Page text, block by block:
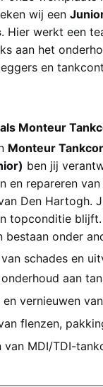
wij een
. Hier werkt een
aan het
en
Monteur
Monteur
ben jij
en repareren
Den Hartogh.
topconditie
bestaan onder
schades en
aan
en vernieuwen
flenzen,
van MDI/TDI-